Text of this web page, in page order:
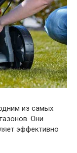
из самых
Они
эффективно